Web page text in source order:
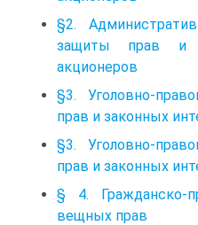
§2.
защиты прав и
акционеров
§3. Уголовно-
прав и законных
§3. Уголовно-
прав и законных
§ 4. Гражданско-
вещных прав